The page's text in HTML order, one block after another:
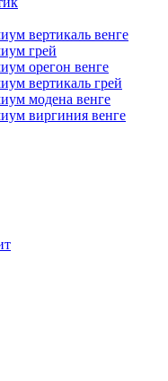
вертикаль венге
грей
орегон венге
вертикаль грей
модена венге
виргиния венге